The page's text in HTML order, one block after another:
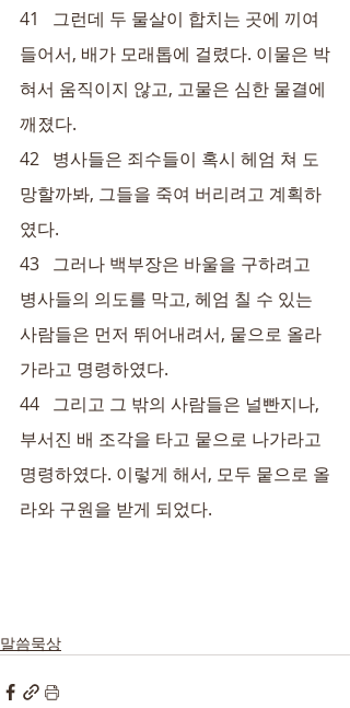
41   그런데 두 물살이 합치는 곳에 끼여
들어서, 배가 모래톱에 걸렸다. 이물은 박
혀서 움직이지 않고, 고물은 심한 물결에
깨졌다.
42   병사들은 죄수들이 혹시 헤엄 쳐 도
망할까봐, 그들을 죽여 버리려고 계획하
였다.
43   그러나 백부장은 바울을 구하려고
병사들의 의도를 막고, 헤엄 칠 수 있는
사람들은 먼저 뛰어내려서, 뭍으로 올라
가라고 명령하였다.
44   그리고 그 밖의 사람들은 널빤지나,
부서진 배 조각을 타고 뭍으로 나가라고
명령하였다. 이렇게 해서, 모두 뭍으로 올
라와 구원을 받게 되었다.
말씀묵상